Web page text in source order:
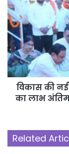
को आवागमन, स्वास्थ्य
मिली है। इन संरचनाओं
प्रदान की है।
कहा कि राज्य के श्रमिक
उन्होंने श्रमिकों का
बदलते बस्तर की नई
मुख्यमंत्री श्री विष्णु
नहीं, बल्कि विकास,
बस्तर की पहचान है,
विकास की
का लाभ अंतिम
Related